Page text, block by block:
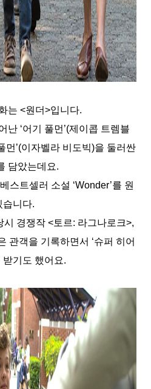
는 <원더>입니다.
난 ‘어기 풀먼 ’(제이콥 트렘블
먼 ’(이자벨라 비도빅)을 둘러싼
담았는데요.
스트셀러 소설 ‘Wonder’를 원
습니다.
시 경쟁작 <토르: 라그나로크>,
관객을 기록하면서 ‘슈퍼 히어
받기도 했어요.